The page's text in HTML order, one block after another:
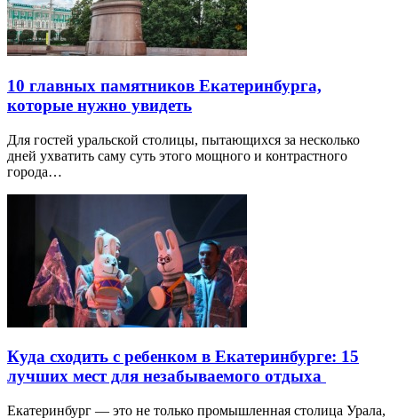
10 главных памятников Екатеринбурга,
которые нужно увидеть
Для гостей уральской столицы, пытающихся за несколько
дней ухватить саму суть этого мощного и контрастного
города…
Куда сходить с ребенком в Екатеринбурге: 15
лучших мест для незабываемого отдыха
Екатеринбург — это не только промышленная столица Урала,